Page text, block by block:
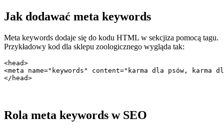
Jak dodawać meta keywords
Meta keywords dodaje się do kodu HTML w sekcjiza pomocą tagu.
Przykładowy kod dla sklepu zoologicznego wygląda tak:
<head>
<meta name="keywords" content="karma dla psów,
</head>
Rola meta keywords w SEO